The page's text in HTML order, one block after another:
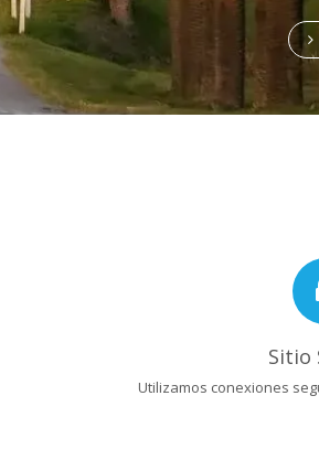
Sitio
Utilizamos conexiones